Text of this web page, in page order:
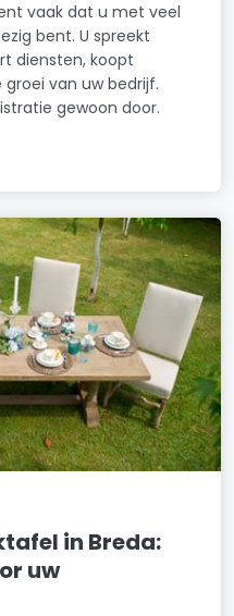
vaak dat u met veel
bent. U spreekt
diensten, koopt
van uw bedrijf.
gewoon door.
in Breda:
uw